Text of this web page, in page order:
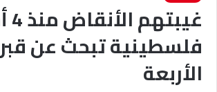
فلسطينية تبحث عن قبر
الأربعة